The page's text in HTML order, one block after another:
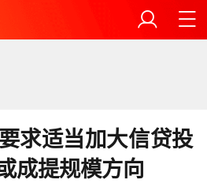
求适当加大信贷投
成提规模方向